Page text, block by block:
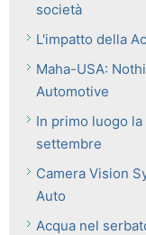
società
L'impatto della
Maha-USA:
Automotive
In primo luogo
settembre
Camera Vision
Auto
Acqua nel